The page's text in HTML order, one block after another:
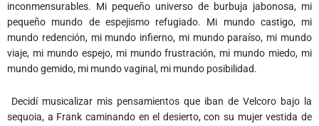
inconmensurables. Mi pequeño universo de burbuja jabonosa, mi
pequeño mundo de espejismo refugiado. Mi mundo castigo, mi
mundo redención, mi mundo infierno, mi mundo paraíso, mi mundo
viaje, mi mundo espejo, mi mundo frustración, mi mundo miedo, mi
mundo gemido, mi mundo vaginal, mi mundo posibilidad.
Decidí musicalizar mis pensamientos que iban de Velcoro bajo la
sequoia, a Frank caminando en el desierto, con su mujer vestida de